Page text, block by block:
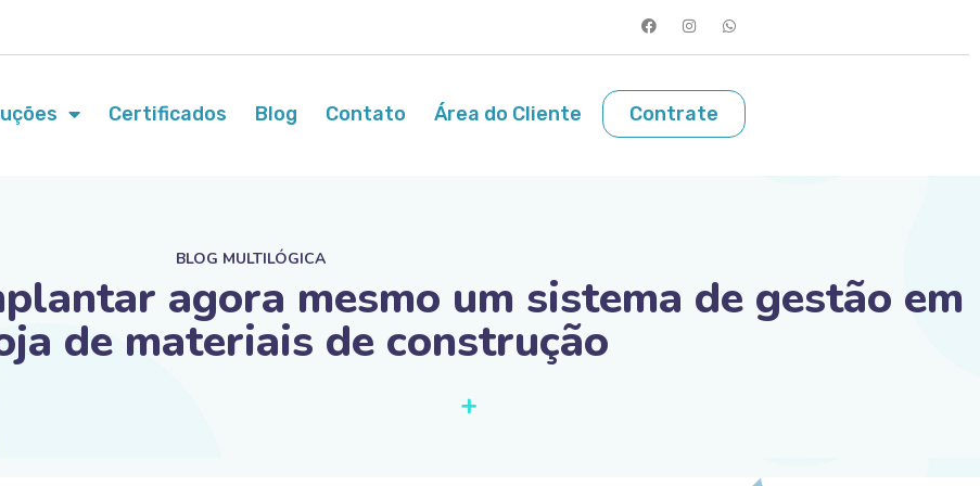
Certificados Blog Contato Área do Cliente Contrate
BLOG MULTILÓGICA
agora mesmo um sistema de gestão em
de materiais de construção